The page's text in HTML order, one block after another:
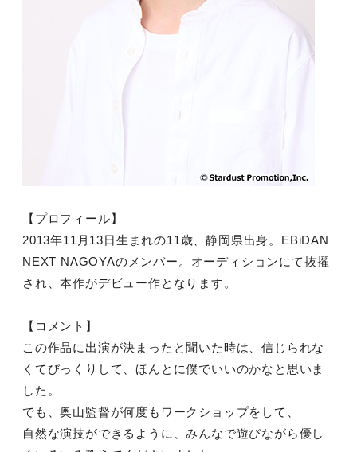
【プロフィール】
2013年11月13日生まれの11歳、静岡県出身。EBiDAN
NEXT NAGOYAのメンバー。オーディションにて抜擢
され、本作がデビュー作となります。
【コメント】
この作品に出演が決まったと聞いた時は、信じられな
くてびっくりして、ほんとに僕でいいのかなと思いま
した。
でも、奥山監督が何度もワークショップをして、
自然な演技ができるように、みんなで遊びながら優し